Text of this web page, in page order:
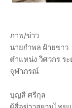
ภาพ/ข่าว
นายกำพล ฝ้ายขาว
ตำแหน่ง วิศวกร ร
จุฬาภรณ์
บุญสี ศรีกุล